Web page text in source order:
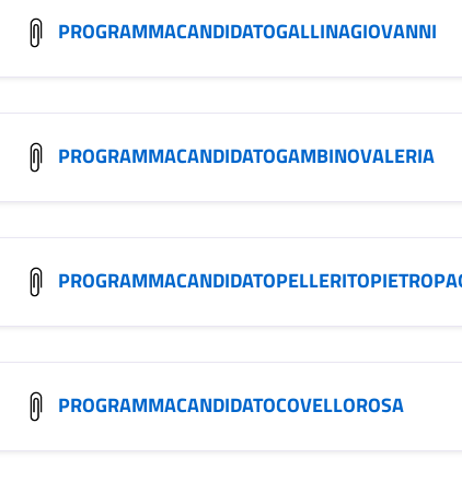
PROGRAMMACANDIDATOGALLINAGIOVANNI
PROGRAMMACANDIDATOGAMBINOVALERIA
PROGRAMMACANDIDATOCOVELLOROSA